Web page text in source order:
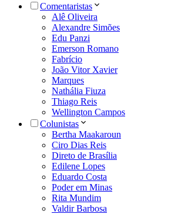
Comentaristas
Alê Oliveira
Alexandre Simões
Edu Panzi
Emerson Romano
Fabrício
João Vitor Xavier
Marques
Nathália Fiuza
Thiago Reis
Wellington Campos
Colunistas
Bertha Maakaroun
Ciro Dias Reis
Direto de Brasília
Edilene Lopes
Eduardo Costa
Poder em Minas
Rita Mundim
Valdir Barbosa